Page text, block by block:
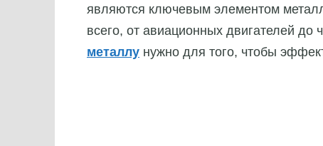
являются ключевым элементом
всего, от авиационных двигателей до
металлу нужно для того, чтобы